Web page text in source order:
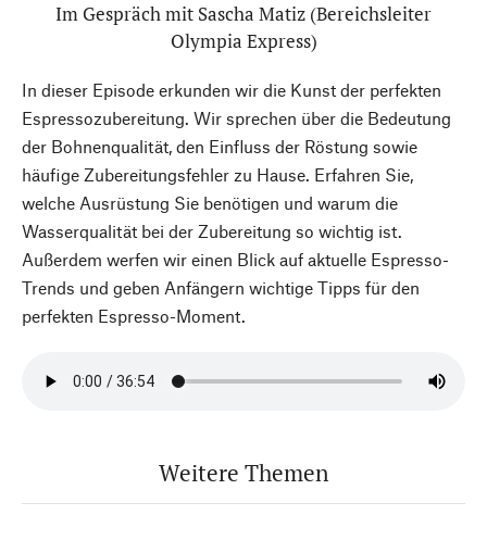
Im Gespräch mit Sascha Matiz (Bereichsleiter
Olympia Express)
In dieser Episode erkunden wir die Kunst der perfekten
Espressozubereitung. Wir sprechen über die Bedeutung
der Bohnenqualität, den Einfluss der Röstung sowie
häufige Zubereitungsfehler zu Hause. Erfahren Sie,
welche Ausrüstung Sie benötigen und warum die
Wasserqualität bei der Zubereitung so wichtig ist.
Außerdem werfen wir einen Blick auf aktuelle Espresso-
Trends und geben Anfängern wichtige Tipps für den
perfekten Espresso-Moment.
Weitere Themen